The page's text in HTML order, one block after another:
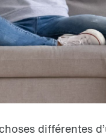
différentes